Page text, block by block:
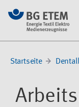
Startseite